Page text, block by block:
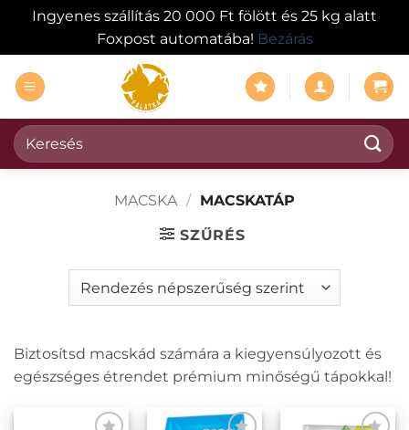
Ingyenes szállítás 20 000 Ft fölött és 25 kg alatt
Foxpost automatába! Bezárás
Keresés
a
MACSKA / MACSKATÁP
SZŰRÉS
Biztosítsd macskád számára a kiegyensúlyozott és
egészséges étrendet prémium minőségű tápokkal!